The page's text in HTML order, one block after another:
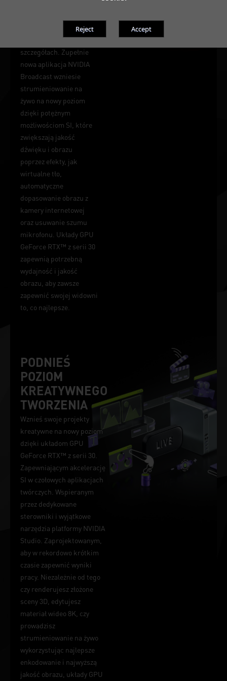
najdrobniejszych
szczegółach. Zupełnie
nowa aplikacja NVIDIA
Broadcast wzniesie
strumieniowanie na
żywo na nowy poziom
dzięki potężnym
możliwościom SI, które
zwiększają jakość
dźwięku i obrazu
poprzez efekty, jak
wirtualne tło,
automatyczne
dopasowanie obrazu z
kamery internetowej
oraz usuwanie szumu
mikrofonu. Układy GPU
GeForce RTX™ z serii 30
zapewnią potrzebną
wydajność i jakość
obrazu, aby zawsze
zapewnić swojej widowni
to, co najlepsze.
PODNIEŚ
POZIOM
KREATYWNEGO
TWORZENIA
Wznieś swoje projekty
kreatywne na nowy poziom
dzięki układom GPU
GeForce RTX™ z serii 30.
Zapewniającym akcelerację
SI w czołowych aplikacjach
twórczych. Wspieranym
przez dedykowane
sterowniki i wyjątkowe
narzędzia platformy NVIDIA
Studio. Zaprojektowanym,
aby w rekordowo krótkim
czasie zapewnić wyniki
pracy. Niezależnie od tego
czy renderujesz złożone
sceny 3D, edytujesz
materiał wideo 8K, czy
prowadzisz
strumieniowanie na żywo
wykorzystując najlepsze
enkodowanie i najwyższą
jakość obrazu, układy GPU